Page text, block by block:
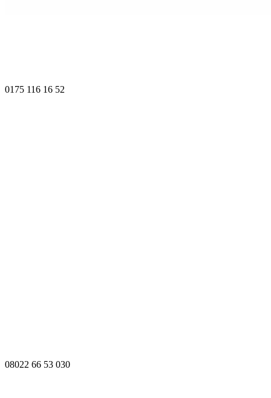
0175 116 16 52
08022 66 53 030